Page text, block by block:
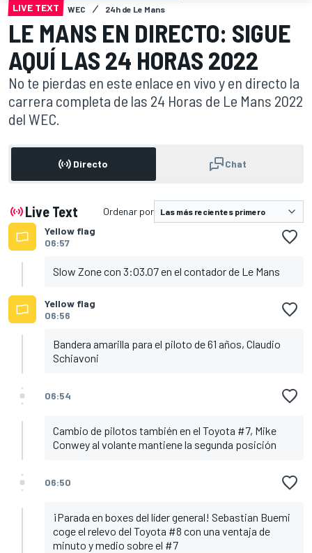
LIVE TEXT WEC 24h de Le Mans
LE MANS EN DIRECTO: SIGUE
AQUÍ LAS 24 HORAS 2022
No te pierdas en este enlace en vivo y en directo la
carrera completa de las 24 Horas de Le Mans 2022
del WEC.
Directo Chat
Live Text
Ordenar por
Yellow flag
06:57
Slow Zone con 3:03.07 en el contador de Le Mans
Yellow flag
06:56
Bandera amarilla para el piloto de 61 años, Claudio
Schiavoni
06:54
Cambio de pilotos también en el Toyota #7, Mike
Conwey al volante mantiene la segunda posición
06:50
¡Parada en boxes del líder general! Sebastian Buemi
coge el relevo del Toyota #8 con una ventaja de
minuto y medio sobre el #7